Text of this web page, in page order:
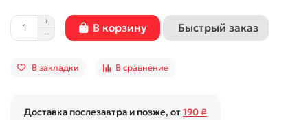
В корзину Быстрый заказ
В закладки В сравнение
Доставка послезавтра и позже, от190 ₽